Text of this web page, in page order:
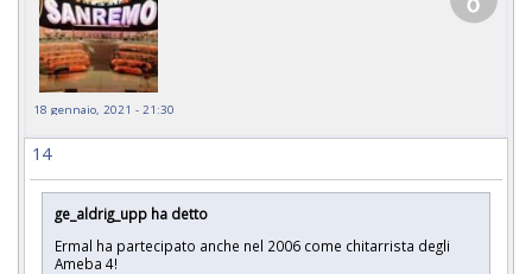
18 gennaio, 2021 - 21:30
14
ge_aldrig_upp ha detto
Ermal ha partecipato anche nel 2006 come chitarrista degli
Ameba 4!